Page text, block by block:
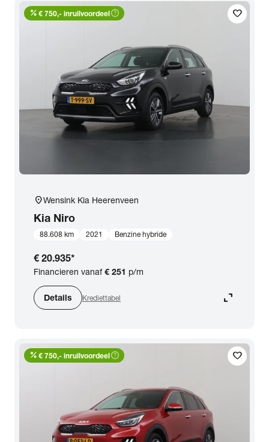
favorite
percent € 750,- inruilvoordeelhelp_outline
location_onWensink Kia Heerenveen
Kia Niro
88.608 km 2021 Benzine hybride
€ 20.935*
Financieren vanaf€ 251 p/m
Details Krediettabel expand_content
favorite
percent € 750,- inruilvoordeelhelp_outline